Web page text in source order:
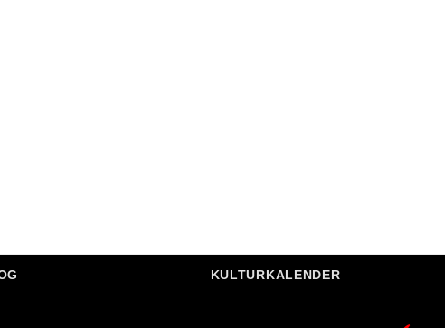
KULTURKALENDER